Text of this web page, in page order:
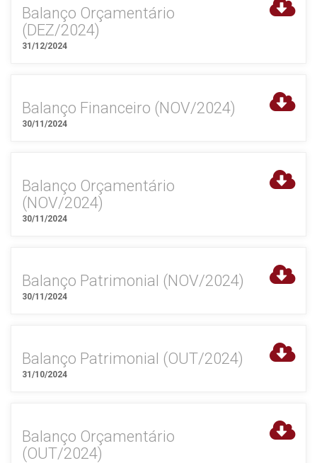
Balanço Orçamentário
(DEZ/2024)
31/12/2024
Balanço Financeiro (NOV/2024)
30/11/2024
Balanço Orçamentário
(NOV/2024)
30/11/2024
Balanço Patrimonial (NOV/2024)
30/11/2024
Balanço Patrimonial (OUT/2024)
31/10/2024
Balanço Orçamentário
(OUT/2024)